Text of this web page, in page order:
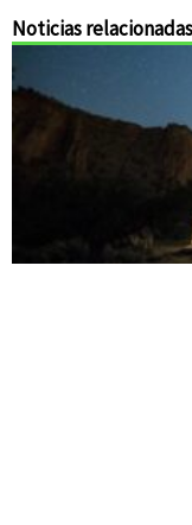
Noticias relacionadas